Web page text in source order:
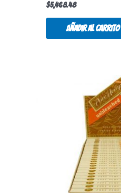
$5,468.48
Añadir al carrito